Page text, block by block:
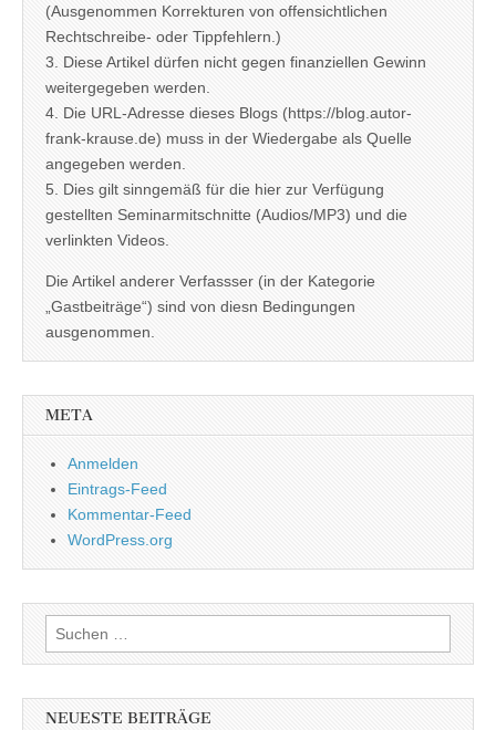
(Ausgenommen Korrekturen von offensichtlichen
Rechtschreibe- oder Tippfehlern.)
3. Diese Artikel dürfen nicht gegen finanziellen Gewinn
weitergegeben werden.
4. Die URL-Adresse dieses Blogs (https://blog.autor-
frank-krause.de) muss in der Wiedergabe als Quelle
angegeben werden.
5. Dies gilt sinngemäß für die hier zur Verfügung
gestellten Seminarmitschnitte (Audios/MP3) und die
verlinkten Videos.
Die Artikel anderer Verfassser (in der Kategorie
„Gastbeiträge“) sind von diesn Bedingungen
ausgenommen.
META
Anmelden
Eintrags-Feed
Kommentar-Feed
WordPress.org
Suchen
nach:
NEUESTE BEITRÄGE